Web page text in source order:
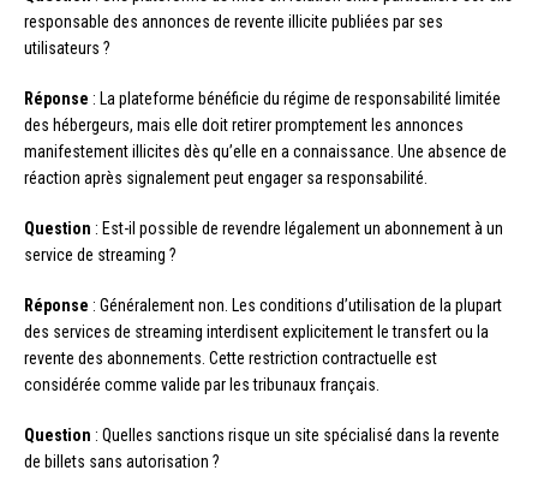
responsable des annonces de revente illicite publiées par ses
utilisateurs ?
Réponse : La plateforme bénéficie du régime de responsabilité limitée
des hébergeurs, mais elle doit retirer promptement les annonces
manifestement illicites dès qu’elle en a connaissance. Une absence de
réaction après signalement peut engager sa responsabilité.
Question : Est-il possible de revendre légalement un abonnement à un
service de streaming ?
Réponse : Généralement non. Les conditions d’utilisation de la plupart
des services de streaming interdisent explicitement le transfert ou la
revente des abonnements. Cette restriction contractuelle est
considérée comme valide par les tribunaux français.
Question : Quelles sanctions risque un site spécialisé dans la revente
de billets sans autorisation ?